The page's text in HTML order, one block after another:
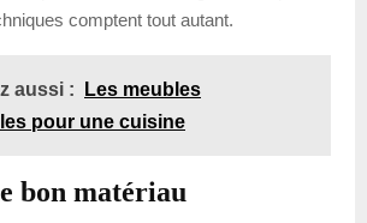
comptent tout autant.
aussi :
Les meubles
pour une cuisine
bon matériau